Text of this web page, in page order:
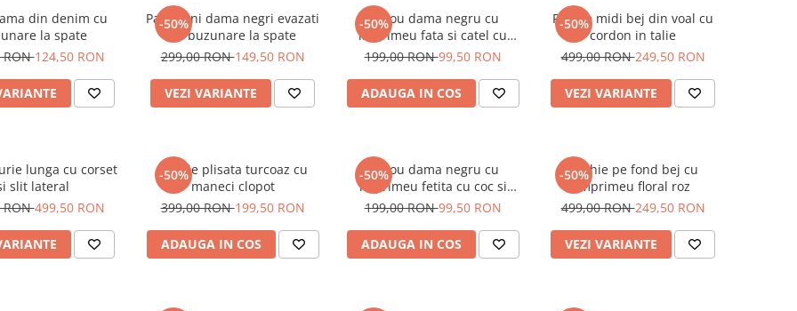
din denim cu
la spate
RON124,50 RON
-50%
Pantaloni dama negri evazati
cu buzunare la spate
299,00 RON149,50 RON
VEZI VARIANTE
-50%
Tricou dama negru cu
imprimeu fata si catel cu
ochelari
199,00 RON99,50 RON
ADAUGA IN COS
-50%
Rochie midi bej din voal cu
cordon in talie
499,00 RON249,50 RON
VEZI VARIANTE
lunga cu corset
slit lateral
RON499,50 RON
-50%
Rochie plisata turcoaz cu
maneci clopot
399,00 RON199,50 RON
ADAUGA IN COS
-50%
Tricou dama negru cu
imprimeu fetita cu coc si
ochelari albastrii
199,00 RON99,50 RON
ADAUGA IN COS
-50%
Rochie pe fond bej cu
imprimeu floral roz
499,00 RON249,50 RON
VEZI VARIANTE